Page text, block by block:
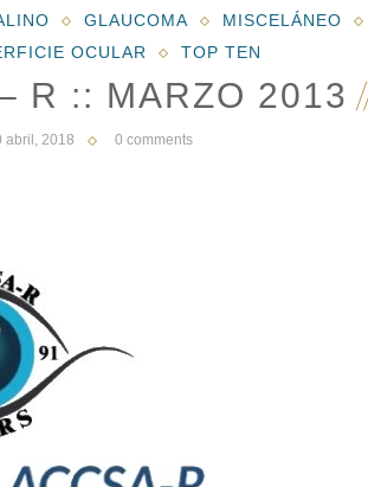
GLAUCOMA MISCELÁNEO
OCULAR TOP TEN
R :: MARZO 2013
abril, 2018 0 comments